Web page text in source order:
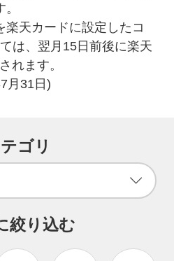
楽天カードに設定したコ
は、翌月15日前後に楽天
れます。
月31日)
ゴリ
絞り込む